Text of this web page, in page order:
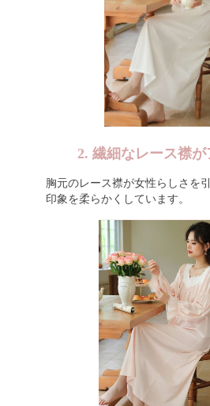
2. 繊細なレース襟が
胸元のレース襟が女性らしさを
印象を柔らかくしています。